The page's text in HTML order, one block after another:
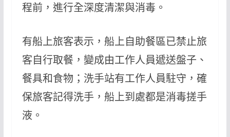
程前，進行全深度清潔與消毒。
有船上旅客表示，船上自助餐區已禁止旅
客自行取餐，變成由工作人員遞送盤子、
餐具和食物；洗手站有工作人員駐守，確
保旅客記得洗手，船上到處都是消毒搓手
液。